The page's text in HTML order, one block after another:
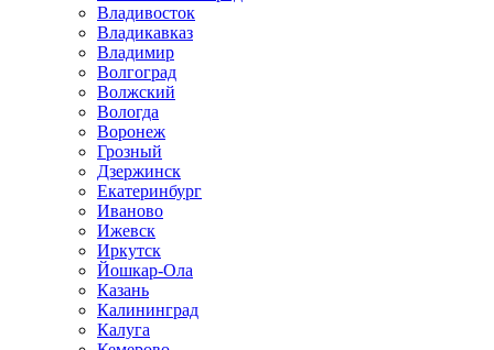
Владивосток
Владикавказ
Владимир
Волгоград
Волжский
Вологда
Воронеж
Грозный
Дзержинск
Екатеринбург
Иваново
Ижевск
Иркутск
Йошкар-Ола
Казань
Калининград
Калуга